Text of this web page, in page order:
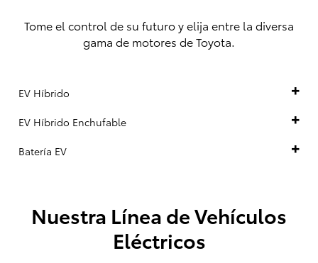
Tome el control de su futuro y elija entre la diversa
gama de motores de Toyota.
EV Híbrido
EV Híbrido Enchufable
Batería EV
Nuestra Línea de Vehículos
Eléctricos